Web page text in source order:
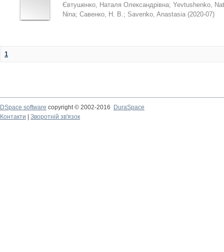
Євтушенко, Наталя Олександрівна; Yevtushenko,
Nina; Савенко, Н. В.; Savenko, Anastasia (2020-07)
1
DSpace software copyright © 2002-2016
DuraSpace
Контакти
Зворотній зв'язок